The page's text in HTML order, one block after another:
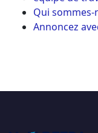
Qui sommes-
Annoncez